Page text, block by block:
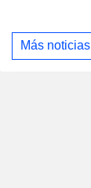
Más noticias